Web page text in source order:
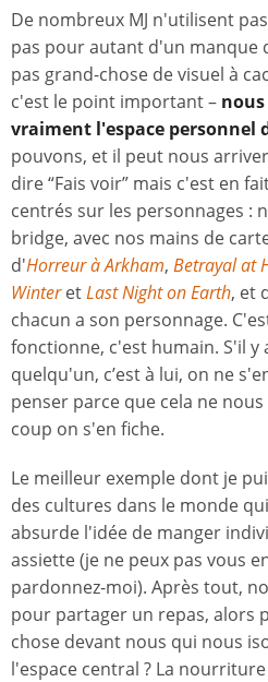
De nombreux MJ n'utilisent
pas pour autant d'un manque
pas grand-chose de visuel à
c'est le point important –
vraiment l'espace personnel
pouvons, et il peut nous
dire “Fais voir” mais c'est en
centrés sur les personnages :
bridge, avec nos mains de
d'Horreur à Arkham, Betrayal at
WinteretLast Night on Earth, et
chacun a son personnage.
fonctionne, c'est humain. S'il y
quelqu'un, c’est à lui, on ne
penser parce que cela ne
coup on s'en fiche.
Le meilleur exemple dont je
des cultures dans le monde
absurde l'idée de manger
assiette (je ne peux pas vous
pardonnez-moi). Après tout,
pour partager un repas, alors
chose devant nous qui nous
l'espace central ? La